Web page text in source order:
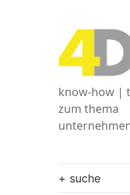
know-how |
zum thema
+ suche